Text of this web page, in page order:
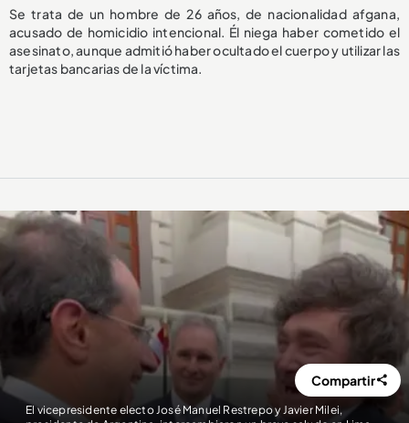
Se trata de un hombre de 26 años, de nacionalidad afgana,
acusado de homicidio intencional. Él niega haber cometido el
asesinato, aunque admitió haber ocultado el cuerpo y utilizar las
tarjetas bancarias de la víctima.
El vicepresidente electo José Manuel Restrepo y Javier Milei,
Compartir